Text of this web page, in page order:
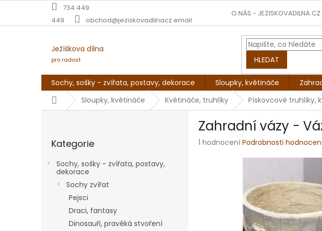
obsah
734 449
449
obchod@jeziskovadilnacz.email
O NÁS - JEZISKOVADILNA.CZ
Ježíškova dílna
pro radost HLEDAT
Sochy, sošky - zvířata, postavy, dekorace Sloupky, květináče
DomůSloupky, květináče Květináče, truhlíky Pískovcové truhlíky,
kategorie
Kategorie
Sochy, sošky - zvířata, postavy,
dekorace
Sochy zvířat
Pejsci
Draci, fantasy
Dinosauři, pravěká stvoření
Zahradní vázy -
Průměrné
1 hodnocení Podrobnosti